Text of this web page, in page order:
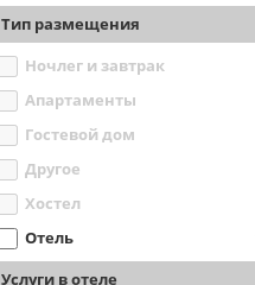
Тип размещения
Ночлег и завтрак
Апартаменты
Гостевой дом
Другое
Хостел
Отель
Услуги в отеле